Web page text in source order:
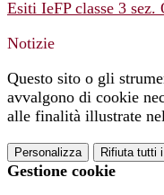
Esiti IeFP classe 3 sez.
Notizie
Questo sito o gli
avvalgono di cookie
alle finalità illustrate
Personalizza Rifiuta tutti
Gestione cookie